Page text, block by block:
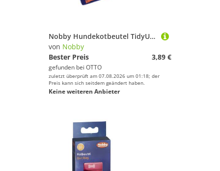
Nobby Hundekotbeutel TidyUp Kotbeutel mit Herzchendruck
von Nobby
Bester Preis
3,89 €
gefunden bei OTTO
zuletzt überprüft am 07.08.2026 um 01:18; der
Preis kann sich seitdem geändert haben.
Keine weiteren Anbieter